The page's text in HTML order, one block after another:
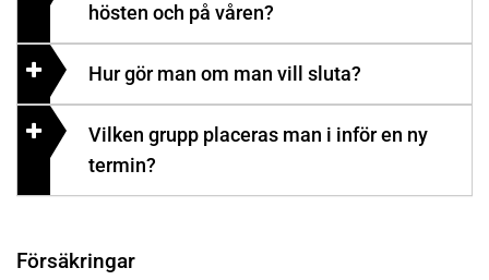
hösten och på våren?
Hur gör man om man vill sluta?
Vilken grupp placeras man i inför en ny
termin?
Försäkringar